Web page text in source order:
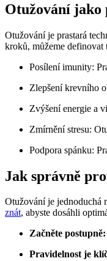
Otužování jako
Otužování je prastará
kroků, můžeme
Posílení imunity:
Zlepšení krevního
Zvýšení energie a
Zmírnění stresu:
Podpora spánku:
Jak správně
Otužování je jednoduchá
znát, abyste dosáhli
Začněte postupně:
Pravidelnost je